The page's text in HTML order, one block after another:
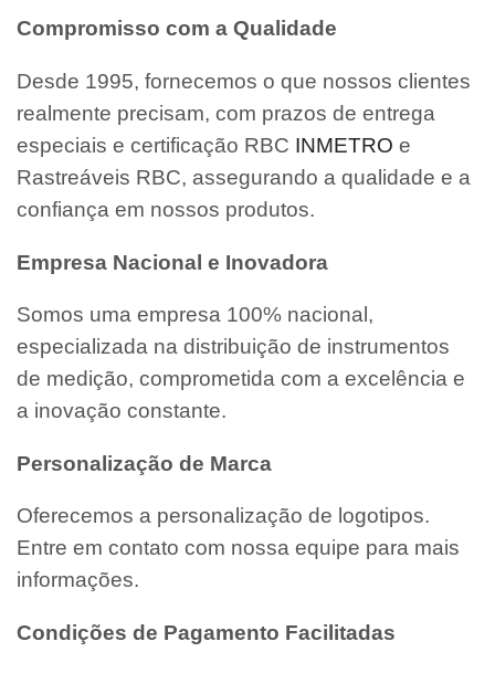
Compromisso com a Qualidade
Desde 1995, fornecemos o que nossos clientes
realmente precisam, com prazos de entrega
especiais e certificação RBC INMETRO e
Rastreáveis RBC, assegurando a qualidade e a
confiança em nossos produtos.
Empresa Nacional e Inovadora
Somos uma empresa 100% nacional,
especializada na distribuição de instrumentos
de medição, comprometida com a excelência e
a inovação constante.
Personalização de Marca
Oferecemos a personalização de logotipos.
Entre em contato com nossa equipe para mais
informações.
Condições de Pagamento Facilitadas